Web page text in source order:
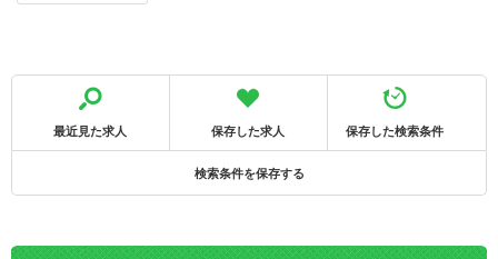
最近見た求人 保存した求人 保存した検索条件
検索条件を保存する